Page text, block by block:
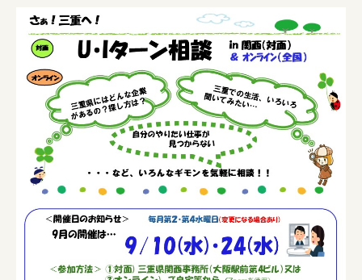
利用案内
みえで働く先輩ちょこっとインタビュー
三重の就職関連MOVIE
お知らせ
お問い合わせ
個人情報保護方針